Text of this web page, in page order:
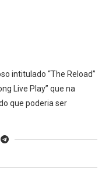
intitulado “The Reload”
Live Play” que na
que poderia ser